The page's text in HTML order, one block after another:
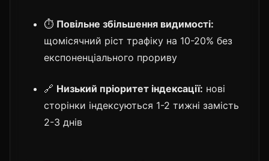
⏱️ Повільне збільшення видимості:
щомісячний ріст трафіку на 10-20% без
експоненціального прориву
🔗 Низький пріоритет індексації: нові
сторінки індексуються 1-2 тижні замість
2-3 днів